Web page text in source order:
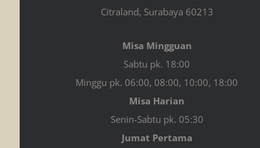
Citraland, Surabaya 60213
Misa Mingguan
Sabtu pk. 18:00
Minggu pk. 06:00, 08:00, 10:00, 18:00
Misa Harian
Senin-Sabtu pk. 05:30
Jumat Pertama